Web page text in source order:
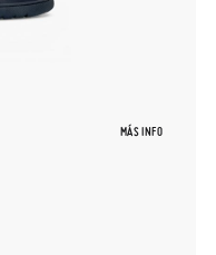
MÁS INFO